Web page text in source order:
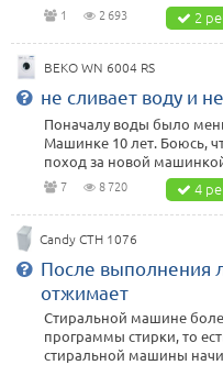
1 2 693 2
BEKO WN 6004 RS
не сливает воду и
Поначалу воды было
Машинке 10 лет. Боюсь,
поход за новой
7 8 720 4
Candy CTH 1076
После выполнения
отжимает
Стиральной машине
программы стирки, то
стиральной машины